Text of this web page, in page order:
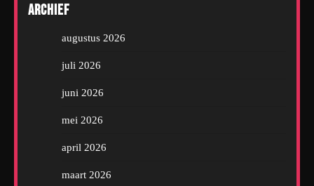
Archief
augustus 2026
juli 2026
juni 2026
mei 2026
april 2026
maart 2026